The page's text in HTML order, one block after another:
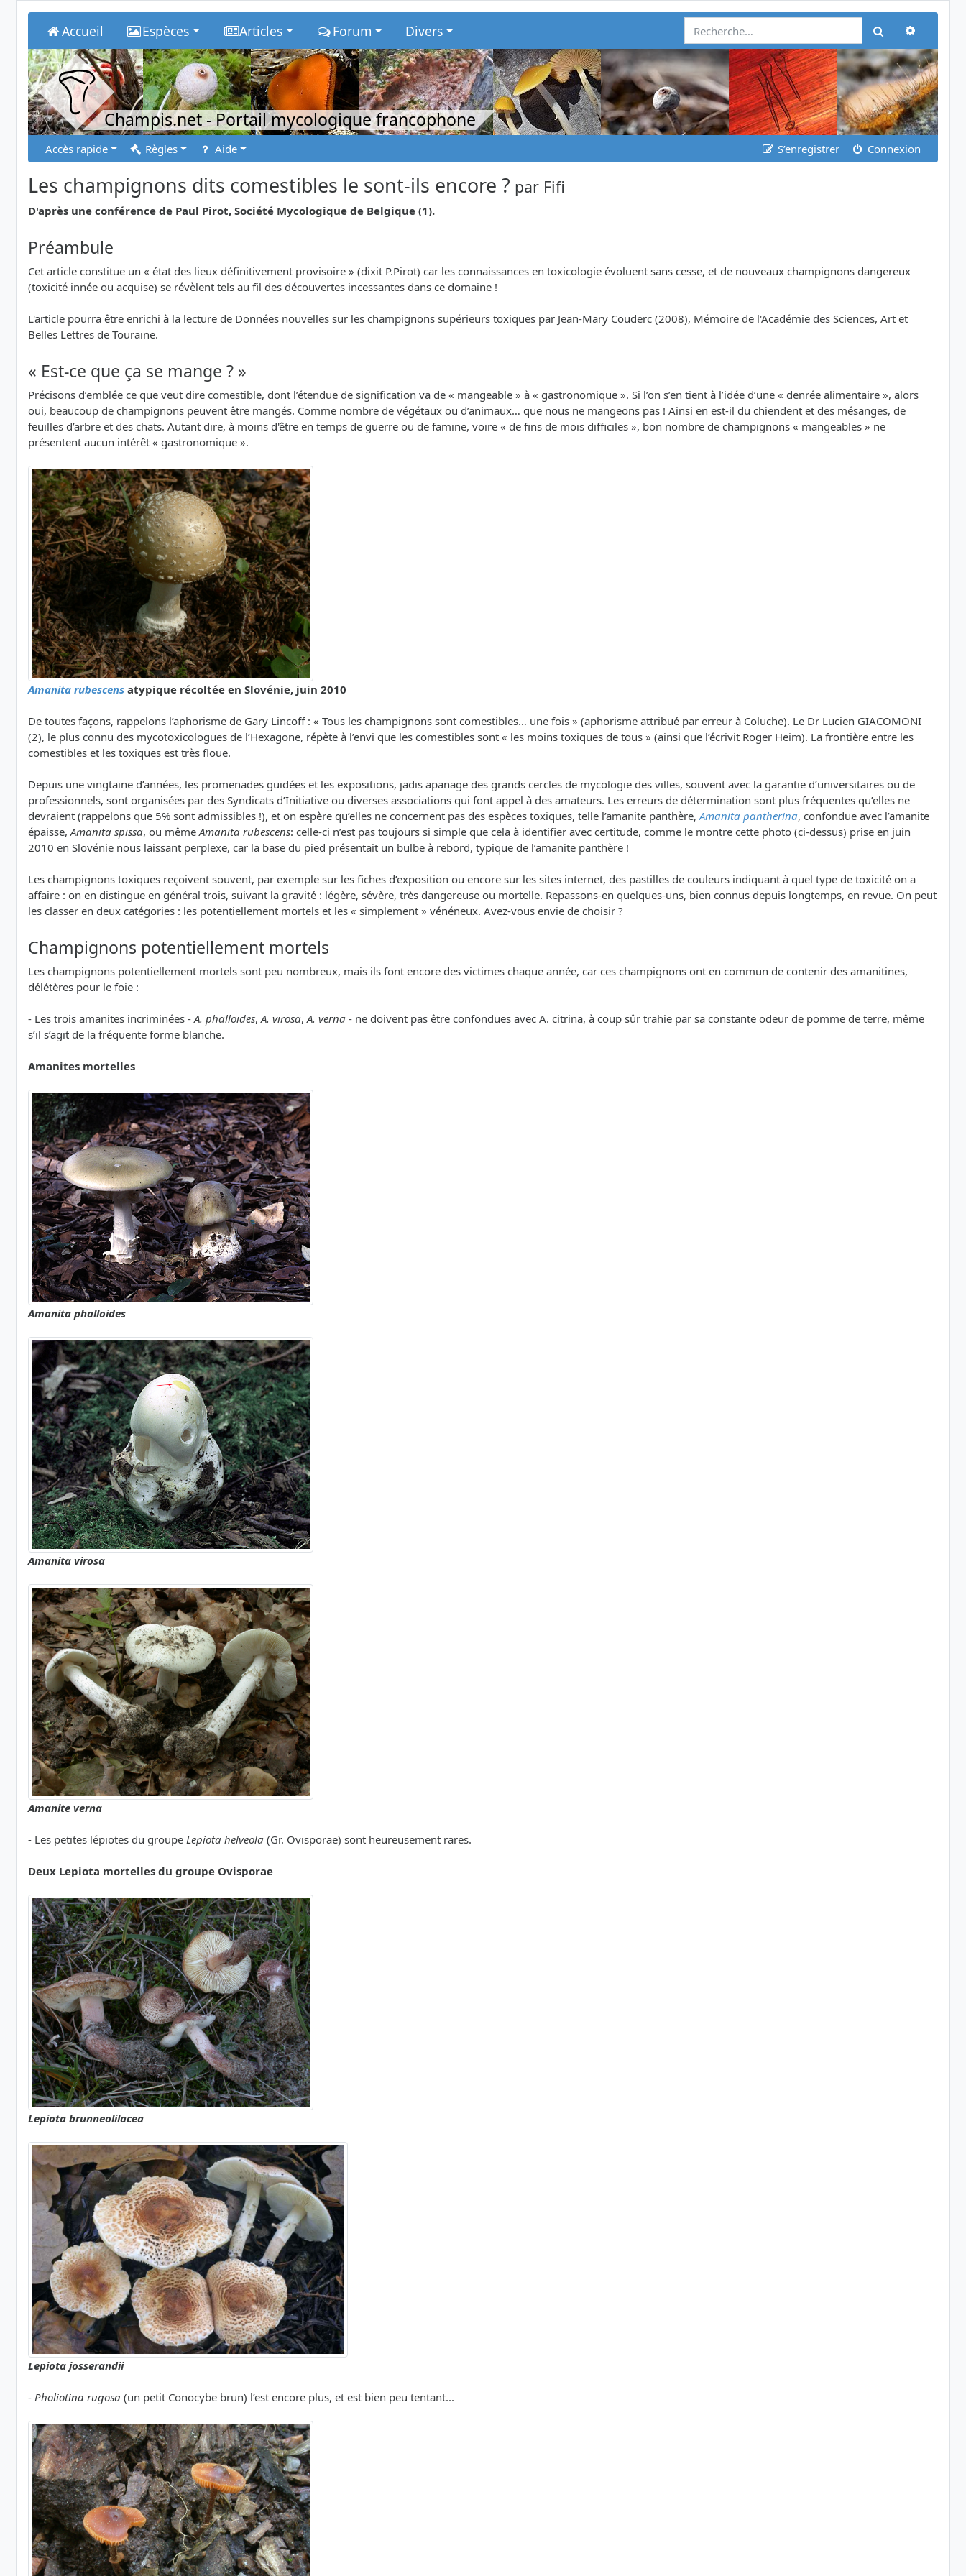
Accueil Espèces Articles Forum Divers Rechercher
Champis.net- Portail mycologique francophone
Accès rapide Règles Aide S’enregistrer Connexion
Les champignons dits comestibles le sont-ils encore ? par Fifi
D'après une conférence de Paul Pirot, Société Mycologique de Belgique (1).
Préambule
Cet article constitue un « état des lieux définitivement provisoire » (dixit P.Pirot) car les connaissances en toxicologie évoluent sans cesse, et de nouveaux champignons dangereux
(toxicité innée ou acquise) se révèlent tels au fil des découvertes incessantes dans ce domaine !
L'article pourra être enrichi à la lecture de Données nouvelles sur les champignons supérieurs toxiques par Jean-Mary Couderc (2008), Mémoire de l'Académie des Sciences, Art et
Belles Lettres de Touraine.
« Est-ce que ça se mange ? »
Précisons d’emblée ce que veut dire comestible, dont l’étendue de signification va de « mangeable » à « gastronomique ». Si l’on s’en tient à l’idée d’une « denrée alimentaire », alors
oui, beaucoup de champignons peuvent être mangés. Comme nombre de végétaux ou d’animaux… que nous ne mangeons pas ! Ainsi en est-il du chiendent et des mésanges, de
feuilles d’arbre et des chats. Autant dire, à moins d'être en temps de guerre ou de famine, voire « de fins de mois difficiles », bon nombre de champignons « mangeables » ne
présentent aucun intérêt « gastronomique ».
Amanita rubescens atypique récoltée en Slovénie, juin 2010
De toutes façons, rappelons l’aphorisme de Gary Lincoff : « Tous les champignons sont comestibles… une fois » (aphorisme attribué par erreur à Coluche). Le Dr Lucien GIACOMONI
(2), le plus connu des mycotoxicologues de l’Hexagone, répète à l’envi que les comestibles sont « les moins toxiques de tous » (ainsi que l’écrivit Roger Heim). La frontière entre les
comestibles et les toxiques est très floue.
Depuis une vingtaine d’années, les promenades guidées et les expositions, jadis apanage des grands cercles de mycologie des villes, souvent avec la garantie d’universitaires ou de
professionnels, sont organisées par des Syndicats d’Initiative ou diverses associations qui font appel à des amateurs. Les erreurs de détermination sont plus fréquentes qu’elles ne
devraient (rappelons que 5% sont admissibles !), et on espère qu’elles ne concernent pas des espèces toxiques, telle l’amanite panthère,Amanita pantherina, confondue avec l’amanite
épaisse,Amanita spissa, ou mêmeAmanita rubescens: celle-ci n’est pas toujours si simple que cela à identifier avec certitude, comme le montre cette photo (ci-dessus) prise en juin
2010 en Slovénie nous laissant perplexe, car la base du pied présentait un bulbe à rebord, typique de l’amanite panthère !
Les champignons toxiques reçoivent souvent, par exemple sur les fiches d’exposition ou encore sur les sites internet, des pastilles de couleurs indiquant à quel type de toxicité on a
affaire : on en distingue en général trois, suivant la gravité : légère, sévère, très dangereuse ou mortelle. Repassons-en quelques-uns, bien connus depuis longtemps, en revue. On peut
les classer en deux catégories : les potentiellement mortels et les « simplement » vénéneux. Avez-vous envie de choisir ?
Champignons potentiellement mortels
Les champignons potentiellement mortels sont peu nombreux, mais ils font encore des victimes chaque année, car ces champignons ont en commun de contenir des amanitines,
délétères pour le foie :
- Les trois amanites incriminées -A. phalloides,A. virosa,A. verna - ne doivent pas être confondues avec A. citrina, à coup sûr trahie par sa constante odeur de pomme de terre, même
s’il s’agit de la fréquente forme blanche.
Amanites mortelles
Amanita phalloides
Amanita virosa
Amanite verna
- Les petites lépiotes du groupe Lepiota helveola (Gr. Ovisporae) sont heureusement rares.
Deux Lepiota mortelles du groupe Ovisporae
Lepiota brunneolilacea
Lepiota josserandii
- Pholiotina rugosa (un petit Conocybe brun) l’est encore plus, et est bien peu tentant...